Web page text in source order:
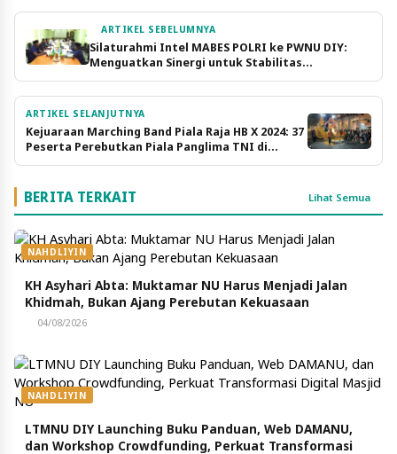
ARTIKEL SEBELUMNYA
Silaturahmi Intel MABES POLRI ke PWNU DIY:
Menguatkan Sinergi untuk Stabilitas
Masyarakat
ARTIKEL SELANJUTNYA
Kejuaraan Marching Band Piala Raja HB X 2024: 37
Peserta Perebutkan Piala Panglima TNI di
Malioboro
BERITA TERKAIT Lihat Semua
NAHDLIYIN
KH Asyhari Abta: Muktamar NU Harus Menjadi Jalan
Khidmah, Bukan Ajang Perebutan Kekuasaan
04/08/2026
NAHDLIYIN
LTMNU DIY Launching Buku Panduan, Web DAMANU,
dan Workshop Crowdfunding, Perkuat Transformasi